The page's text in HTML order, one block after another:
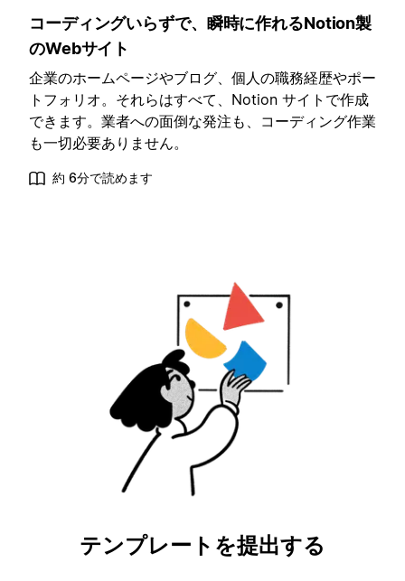
コーディングいらずで、瞬時に作れるNotion製
のWebサイト
企業のホームページやブログ、個人の職務経歴やポー
トフォリオ。それらはすべて、Notion サイトで作成
できます。業者への面倒な発注も、コーディング作業
も一切必要ありません。
約 6分で読めます
テンプレートを提出する